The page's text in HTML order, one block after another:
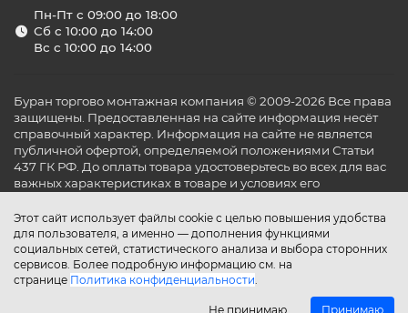
Этот сайт использует файлы cookie с целью повышения удобства
для пользователя, а именно — дополнения функциями
социальных сетей, статистического анализа и выбора сторонних
сервисов. Более подробную информацию см. на
странице Политика конфиденциальности.
Не принимаю Принимаю
Пн-Пт с 09:00 до 18:00
Сб с 10:00 до 14:00
Вс с 10:00 до 14:00
Буран торгово монтажная компания © 2009-2026 Все права
защищены. Предоставленная на сайте информация несёт
справочный характер. Информация на сайте не является
публичной офертой, определяемой положениями Статьи
437 ГК РФ. До оплаты товара удостоверьтесь во всех для вас
важных характеристиках в товаре и условиях его